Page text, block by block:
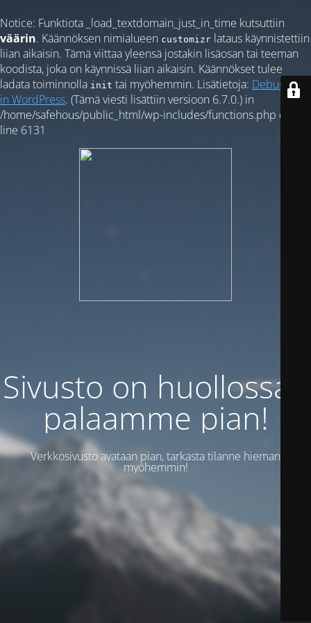
Notice: Funktiota _load_textdomain_just_in_time kutsuttiin
väärin. Käännöksen nimialueen customizr lataus käynnistettiin
liian aikaisin. Tämä viittaa yleensä jostakin lisäosan tai teeman
koodista, joka on käynnissä liian aikaisin. Käännökset tulee
ladata toiminnolla init tai myöhemmin. Lisätietoja: Debugging
in WordPress. (Tämä viesti lisättiin versioon 6.7.0.) in
/home/safehous/public_html/wp-includes/functions.php on
line 6131
Sivusto on huollossa -
palaamme pian!
Verkkosivusto avataan pian, tarkasta tilanne hieman
myöhemmin!